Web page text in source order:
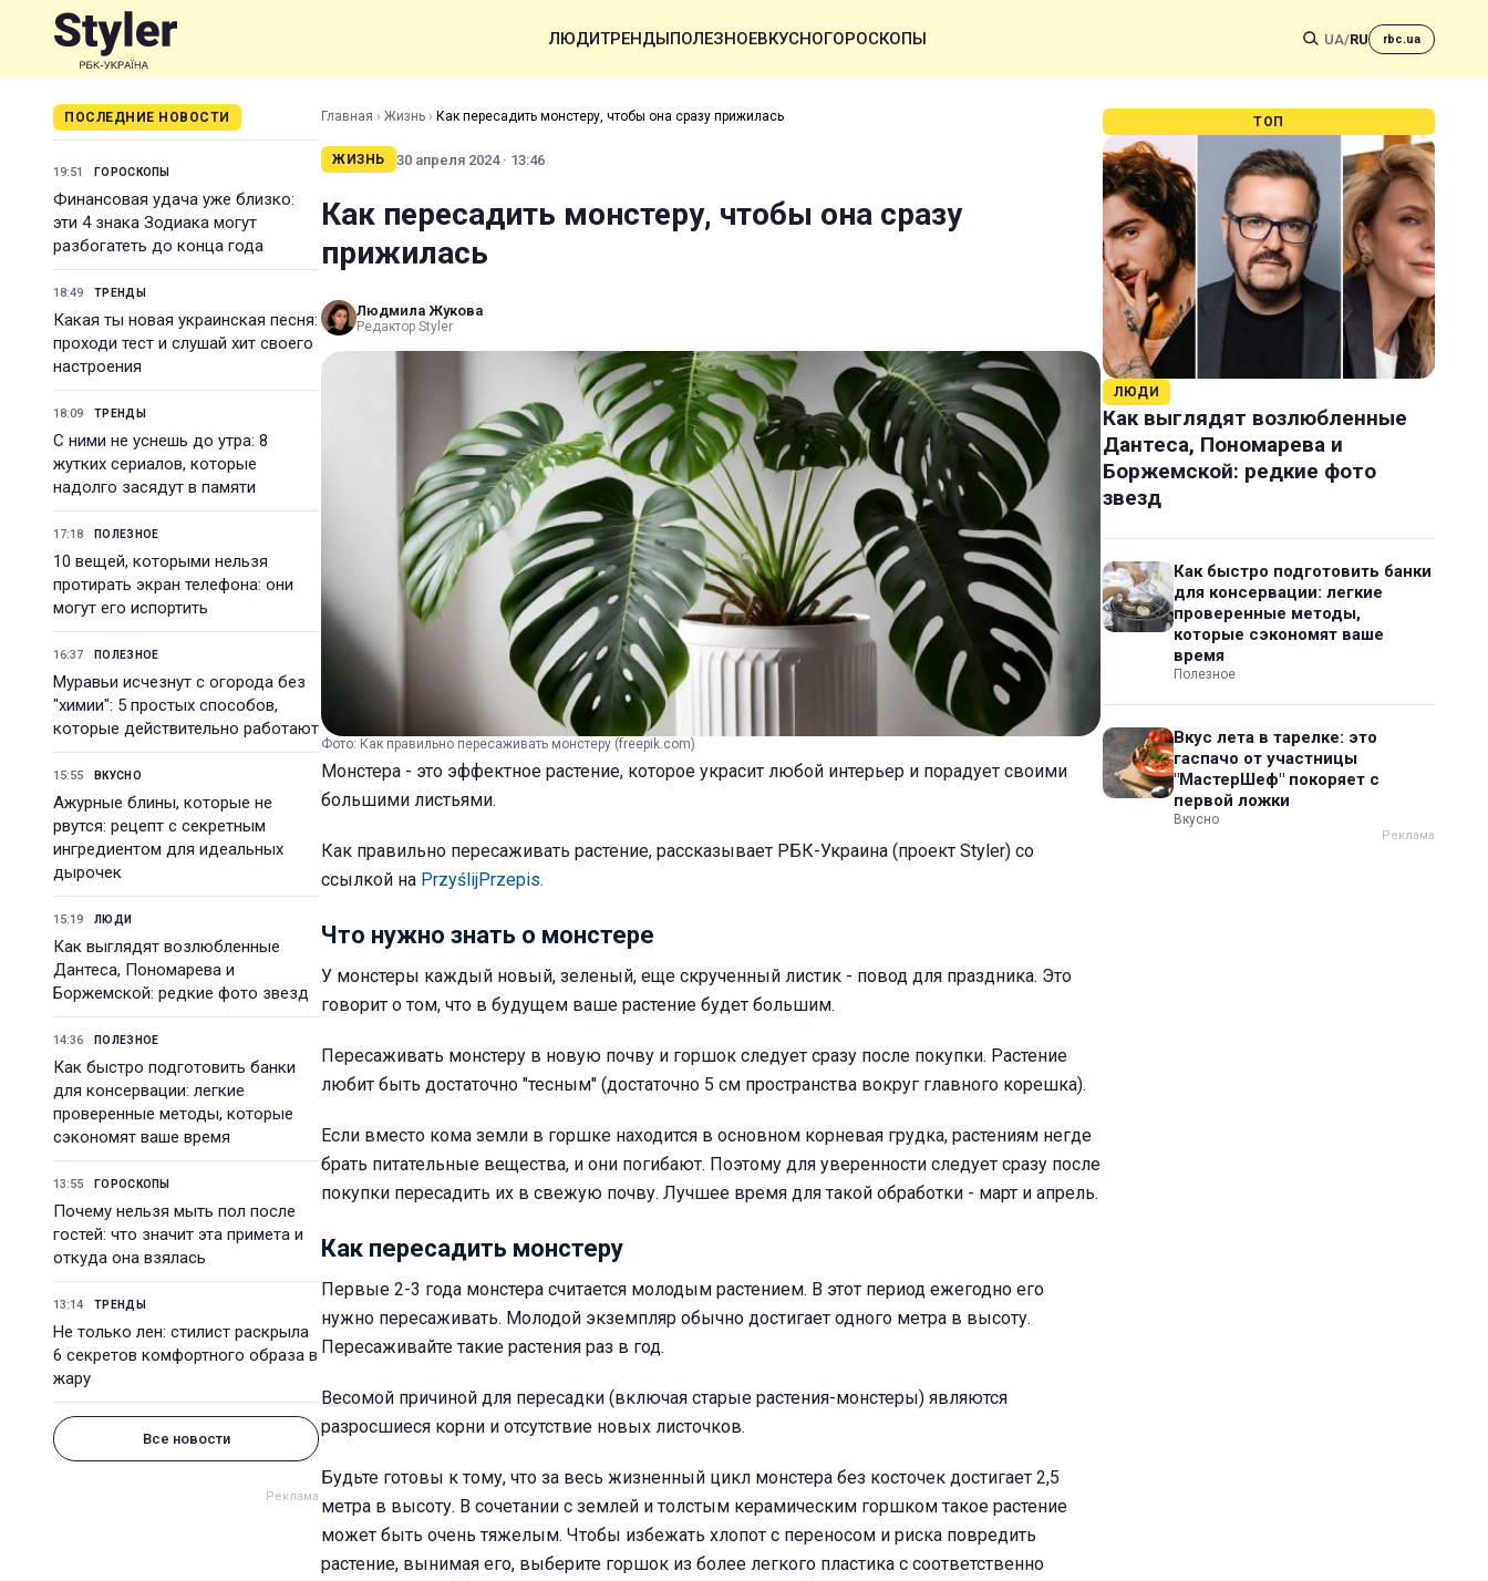
ЛЮДИТРЕНДЫПОЛЕЗНОЕВКУСНОГОРОСКОПЫ UA/RU rbc.ua
ПОСЛЕДНИЕ НОВОСТИ
19:51 ГОРОСКОПЫ
Финансовая удача уже близко:
эти 4 знака Зодиака могут
разбогатеть до конца года
18:49 ТРЕНДЫ
Какая ты новая украинская песня:
проходи тест и слушай хит своего
настроения
18:09 ТРЕНДЫ
С ними не уснешь до утра: 8
жутких сериалов, которые
надолго засядут в памяти
17:18 ПОЛЕЗНОЕ
10 вещей, которыми нельзя
протирать экран телефона: они
могут его испортить
16:37 ПОЛЕЗНОЕ
Муравьи исчезнут с огорода без
"химии": 5 простых способов,
которые действительно работают
15:55 ВКУСНО
Ажурные блины, которые не
рвутся: рецепт с секретным
ингредиентом для идеальных
дырочек
15:19 ЛЮДИ
Как выглядят возлюбленные
Дантеса, Пономарева и
Боржемской: редкие фото звезд
14:36 ПОЛЕЗНОЕ
Как быстро подготовить банки
для консервации: легкие
проверенные методы, которые
сэкономят ваше время
13:55 ГОРОСКОПЫ
Почему нельзя мыть пол после
гостей: что значит эта примета и
откуда она взялась
13:14 ТРЕНДЫ
Не только лен: стилист раскрыла
6 секретов комфортного образа в
жару
Все новости
Главная › Жизнь › Как пересадить монстеру, чтобы она сразу прижилась
ЖИЗНЬ 30 апреля 2024 · 13:46
Как пересадить монстеру, чтобы она сразу
прижилась
Людмила Жукова
Редактор Styler
Фото: Как правильно пересаживать монстеру (freepik.com)
Монстера - это эффектное растение, которое украсит любой интерьер и порадует своими
большими листьями.
Как правильно пересаживать растение, рассказывает РБК-Украина (проект Styler) со
ссылкой на PrzyślijPrzepis.
Что нужно знать о монстере
У монстеры каждый новый, зеленый, еще скрученный листик - повод для праздника. Это
говорит о том, что в будущем ваше растение будет большим.
Пересаживать монстеру в новую почву и горшок следует сразу после покупки. Растение
любит быть достаточно "тесным" (достаточно 5 см пространства вокруг главного корешка).
Если вместо кома земли в горшке находится в основном корневая грудка, растениям негде
брать питательные вещества, и они погибают. Поэтому для уверенности следует сразу после
покупки пересадить их в свежую почву. Лучшее время для такой обработки - март и апрель.
Как пересадить монстеру
Первые 2-3 года монстера считается молодым растением. В этот период ежегодно его
нужно пересаживать. Молодой экземпляр обычно достигает одного метра в высоту.
Пересаживайте такие растения раз в год.
Весомой причиной для пересадки (включая старые растения-монстеры) являются
разросшиеся корни и отсутствие новых листочков.
Будьте готовы к тому, что за весь жизненный цикл монстера без косточек достигает 2,5
метра в высоту. В сочетании с землей и толстым керамическим горшком такое растение
может быть очень тяжелым. Чтобы избежать хлопот с переносом и риска повредить
растение, вынимая его, выберите горшок из более легкого пластика с соответственно
ТОП
ЛЮДИ
Как выглядят возлюбленные
Дантеса, Пономарева и
Боржемской: редкие фото
звезд
Как быстро подготовить банки
для консервации: легкие
проверенные методы,
которые сэкономят ваше
время
Полезное
Вкус лета в тарелке: это
гаспачо от участницы
"МастерШеф" покоряет с
первой ложки
Вкусно